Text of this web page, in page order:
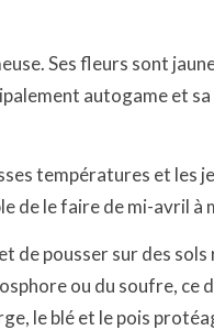
Ses fleurs sont
autogame et
températures et les
de le faire de mi-avril à
de pousser sur des
ou du soufre, ce
le blé et le pois